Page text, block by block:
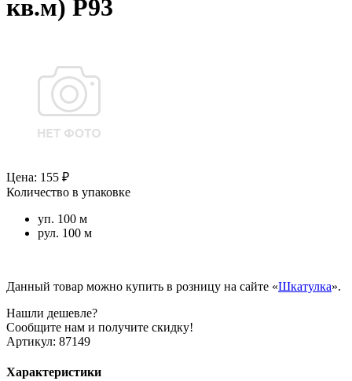
кв.м) Р93
Цена: 155 ₽
Количество в упаковке
уп. 100 м
рул. 100 м
Данный товар можно купить в розницу на сайте «Шкатулка».
Нашли дешевле?
Сообщите нам и получите скидку!
Артикул: 87149
Характеристики